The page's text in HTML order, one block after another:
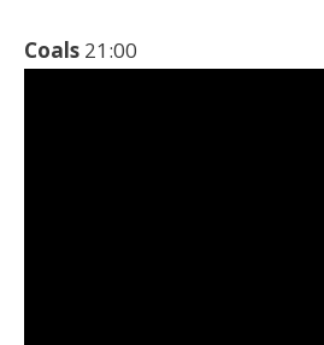
Coals 21:00